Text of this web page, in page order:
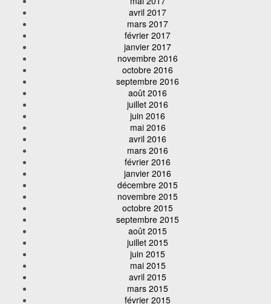
avril 2017
mars 2017
février 2017
janvier 2017
novembre 2016
octobre 2016
septembre 2016
août 2016
juillet 2016
juin 2016
mai 2016
avril 2016
mars 2016
février 2016
janvier 2016
décembre 2015
novembre 2015
octobre 2015
septembre 2015
août 2015
juillet 2015
juin 2015
mai 2015
avril 2015
mars 2015
février 2015